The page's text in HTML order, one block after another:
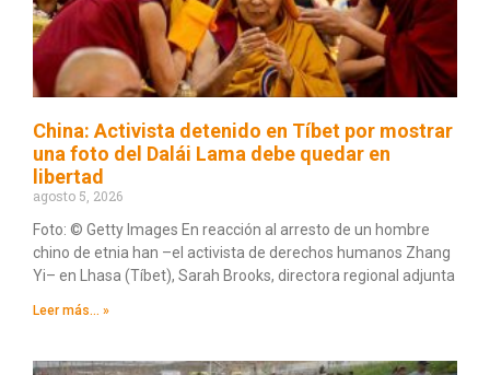
China: Activista detenido en Tíbet por mostrar
una foto del Dalái Lama debe quedar en
libertad
agosto 5, 2026
Foto: © Getty Images En reacción al arresto de un hombre
chino de etnia han –el activista de derechos humanos Zhang
Yi– en Lhasa (Tíbet), Sarah Brooks, directora regional adjunta
Leer más... »